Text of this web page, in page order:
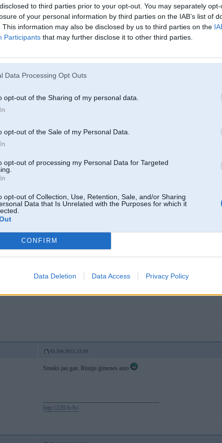
to third parties prior to your opt-out. You may separately
of your personal information by third parties on the IAB’s list of
This information may also be disclosed by us to third parties on the
Participants that may further disclose it to other third parties.
Data Processing Opt Outs
opt-out of the Sharing of my personal data.
opt-out of the Sale of my Personal Data.
opt-out of processing my Personal Data for Targeted
opt-out of Collection, Use, Retention, Sale, and/or Sharing
Data that Is Unrelated with the Purposes for which it
CONFIRM
Data Deletion Data Access Privacy Policy
Ir, ir glīts!
/ Smart
/
Vismaz vienu motoru atstājuši priekš pandām
www.facebook.com/m7sport.lv
15. Aug 2012, 07:54
Bildēs jau ir !!! Klātienē būs
05. Feb 2013, 13:00
Smuks jau gan. Rūniju ģimenes auto
http://220.lv/lv/